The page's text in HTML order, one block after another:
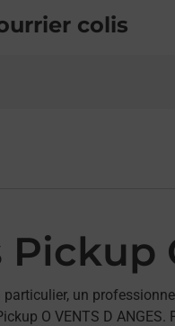
colis
Pickup
particulier, un
O VENTS D